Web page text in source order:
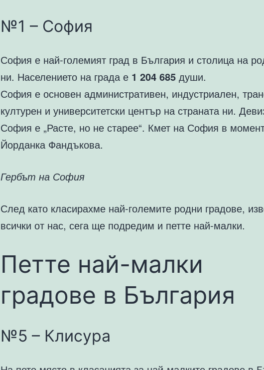
№1 – София
София е най-големият град в България и столица на
ни. Населението на града е 1 204 685 души.
София е основен административен, индустриален,
културен и университетски център на страната ни.
София е „Расте, но не старее“. Кмет на София в
Йорданка Фандъкова.
Гербът на София
След като класирахме най-големите родни градове,
всички от нас, сега ще подредим и петте най-малки.
Петте най-малки
градове в България
№5 – Клисура